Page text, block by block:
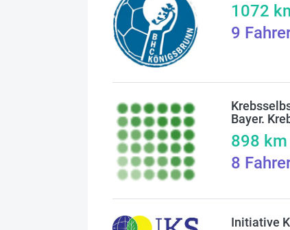
1072
9
Bayer.
898
8
Initiative